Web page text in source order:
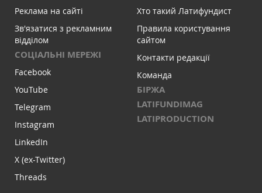
Реклама на сайті
Зв'язатися з рекламним
відділом
СОЦІАЛЬНІ МЕРЕЖІ
Facebook
YouTube
Telegram
Instagram
LinkedIn
X (ex-Twitter)
Threads
Хто такий Латифундист
Правила користування
сайтом
Контакти редакції
Команда
БІРЖА
LATIFUNDIMAG
LATIPRODUCTION